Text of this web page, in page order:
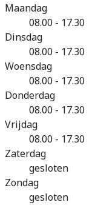
Maandag
08.00 - 17.30
Dinsdag
08.00 - 17.30
Woensdag
08.00 - 17.30
Donderdag
08.00 - 17.30
Vrijdag
08.00 - 17.30
Zaterdag
gesloten
Zondag
gesloten